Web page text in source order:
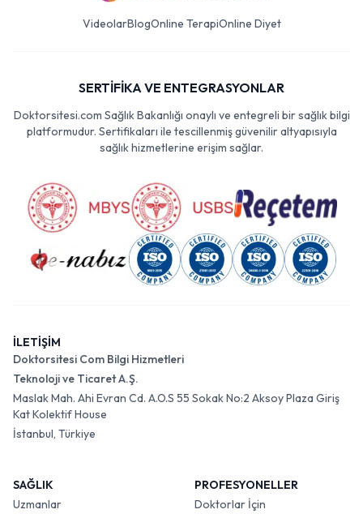
VideolarBlogOnline TerapiOnline Diyet
SERTİFİKA VE ENTEGRASYONLAR
Doktorsitesi.com Sağlık Bakanlığı onaylı ve entegreli bir sağlık bilgi
platformudur. Sertifikaları ile tescillenmiş güvenilir altyapısıyla
sağlık hizmetlerine erişim sağlar.
İLETİŞİM
Doktorsitesi Com Bilgi Hizmetleri
Teknoloji ve Ticaret A.Ş.
Maslak Mah. Ahi Evran Cd. A.O.S 55 Sokak No:2 Aksoy Plaza Giriş
Kat Kolektif House
İstanbul, Türkiye
SAĞLIK
Uzmanlar
PROFESYONELLER
Doktorlar İçin